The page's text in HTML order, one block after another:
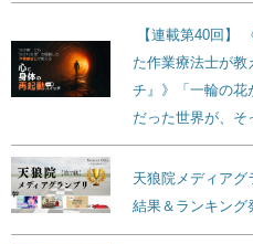
【連載第40回】
た作業療法士が教
チ』》「一輪の
だった世界が、
天狼院メディアグ
結果＆ランキング